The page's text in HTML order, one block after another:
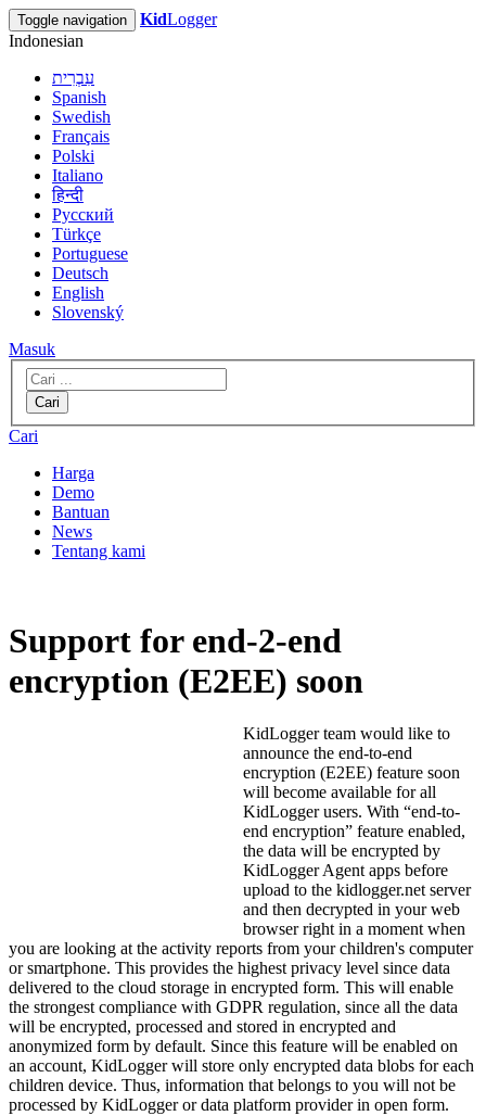
Toggle navigation KidLogger
Indonesian
עִבְרִית
Spanish
Swedish
Français
Polski
Italiano
हिन्दी
Русский
Türkçe
Portuguese
Deutsch
English
Slovenský
Masuk
Cari
Cari
Harga
Demo
Bantuan
News
Tentang kami
Support for end-2-end
encryption (E2EE) soon
KidLogger team would like to
announce the end-to-end
encryption (E2EE) feature soon
will become available for all
KidLogger users. With “end-to-
end encryption” feature enabled,
the data will be encrypted by
KidLogger Agent apps before
upload to the kidlogger.net server
and then decrypted in your web
browser right in a moment when
you are looking at the activity reports from your children's computer
or smartphone. This provides the highest privacy level since data
delivered to the cloud storage in encrypted form. This will enable
the strongest compliance with GDPR regulation, since all the data
will be encrypted, processed and stored in encrypted and
anonymized form by default. Since this feature will be enabled on
an account, KidLogger will store only encrypted data blobs for each
children device. Thus, information that belongs to you will not be
processed by KidLogger or data platform provider in open form.